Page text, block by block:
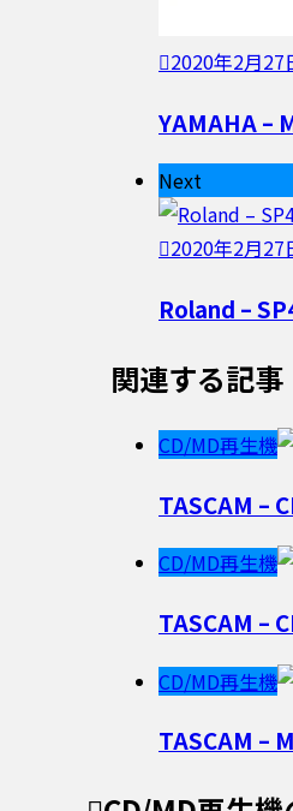
2020年2月27
YAMAHA –
Next
2020年2月27
Roland –
関連する記事
CD/MD再生機
TASCAM –
CD/MD再生機
TASCAM –
CD/MD再生機
TASCAM –